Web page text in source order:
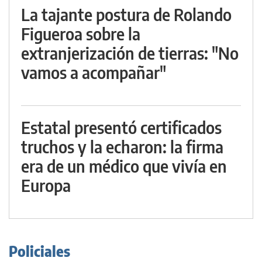
La tajante postura de Rolando
Figueroa sobre la
extranjerización de tierras: "No
vamos a acompañar"
Estatal presentó certificados
truchos y la echaron: la firma
era de un médico que vivía en
Europa
Policiales